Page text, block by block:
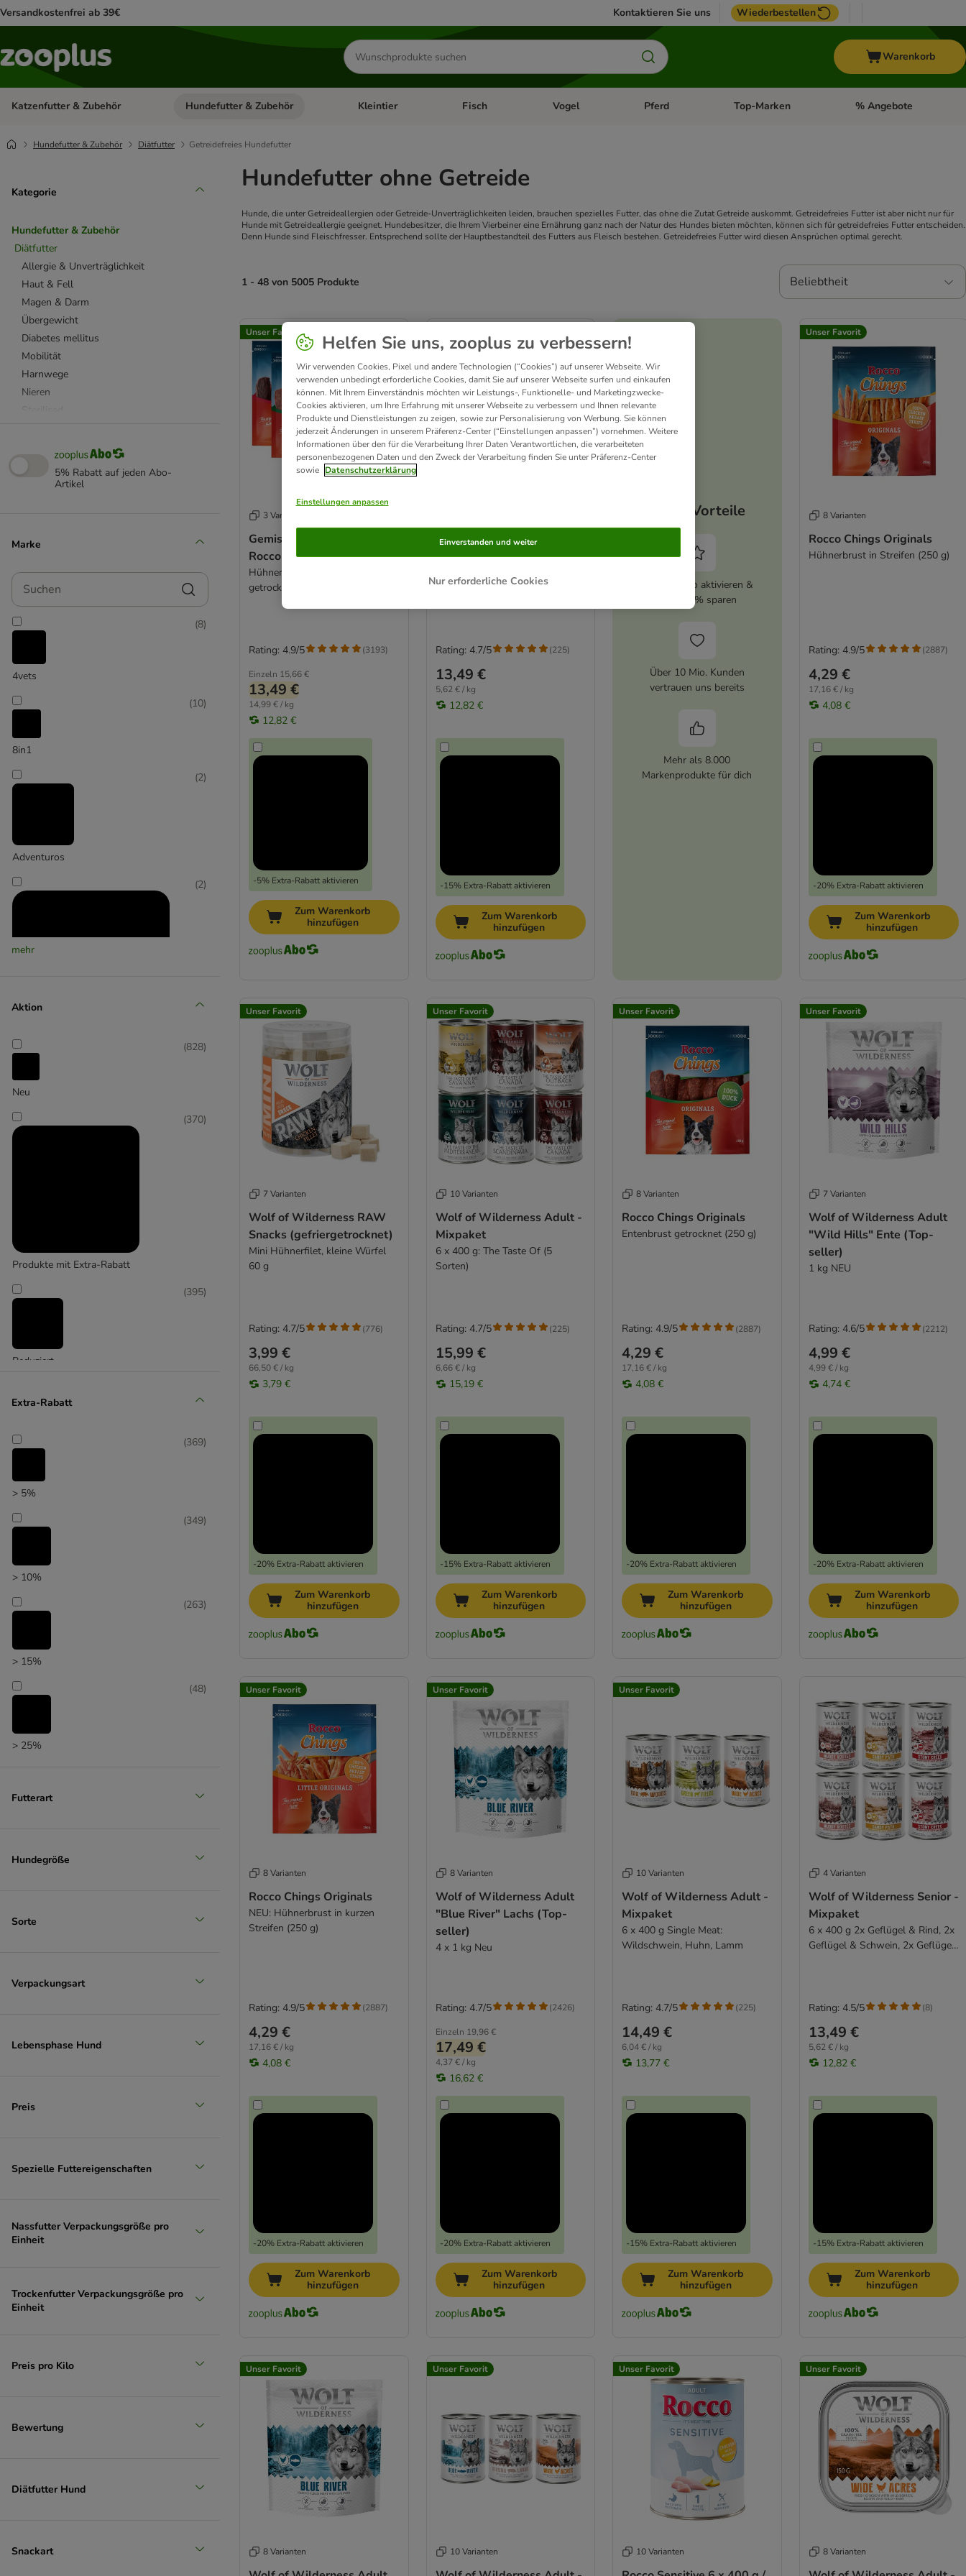
Versandkostenfrei ab 39€ Kontaktieren Sie uns Wiederbestellen
Produkte
suchen
Warenkorb
Katzenfutter & Zubehör Kategorie-Menü öffnen: Katzenfutter & Zubehör
Hundefutter & Zubehör Kategorie-Menü öffnen: Hundefutter & Zubehör
Kleintier Kategorie-Menü öffnen: Kleintier
Fisch Kategorie-Menü öffnen: Fisch
Vogel Kategorie-Menü öffnen: Vogel
Pferd Kategorie-Menü öffnen: Pferd
Top-Marken Kategorie-Menü öffnen:
% Angebote
Hundefutter & Zubehör Diätfutter Getreidefreies Hundefutter
Kategorie
Hundefutter & Zubehör
Diätfutter
Allergie & Unverträglichkeit
Haut & Fell
Magen & Darm
Übergewicht
Diabetes mellitus
Mobilität
Harnwege
Nieren
Rekonvaleszenz & Genesung
Zahnpflege
Diätfutter (Light)
Lebensmittelqualität
Hoher Fleischanteil
Biofutter
Getreidefreies Hundefutter
5% Rabatt auf jeden Abo-
Artikel
Marke
Suchen
4vets
(8)
8in1
(10)
Adventuros
(2)
Affinity Advance Veterinary Diets
(2)
Alpha Spirit
mehr
Aktion
Neu
(828)
Produkte mit Extra-Rabatt
(370)
Reduziert
(395)
Unser Favorit
Extra-Rabatt
> 5%
(369)
> 10%
(349)
> 15%
(263)
> 25%
(48)
(2)
Futterart
Hundegröße
Sorte
Verpackungsart
Lebensphase Hund
Preis
Spezielle Futtereigenschaften
Nassfutter Verpackungsgröße pro
Einheit
Trockenfutter Verpackungsgröße pro
Einheit
Preis pro Kilo
Bewertung
Diätfutter Hund
Snackart
Hundefutter ohne Getreide
Hunde, die unter Getreideallergien oder Getreide-Unverträglichkeiten leiden, brauchen spezielles Futter, das ohne die Zutat Getreide auskommt. Getreidefreies Futter ist aber nicht nur für
Hunde mit Getreideallergie geeignet. Hundebesitzer, die Ihrem Vierbeiner eine Ernährung ganz nach der Natur des Hundes bieten möchten, können sich für getreidefreies Futter entscheiden.
Denn Hunde sind Fleischfresser. Entsprechend sollte der Hauptbestandteil des Futters aus Fleisch bestehen. Getreidefreies Futter wird diesen Ansprüchen optimal gerecht.
1 - 48 von 5005 Produkte Beliebtheit
product items have been changed
Unser Favorit
3 Varianten
Gemischtes Probierpaket
Rocco Chings Originals
Hühnerbrust Streifen &
getrocknet, Entenbrust, Rind 900
Einzeln 15,66 €
13,49 €
14,99 € / kg
12,82 €
-5% Extra-Rabatt aktivieren
Rating: 4.9/5 (3193)
Zum Warenkorb
hinzufügen
Wolf of Wilderness Adult -
Mixpaket
2x Geflügel mit Lamm, 2x
13,49 €
5,62 € / kg
12,82 €
-15% Extra-Rabatt aktivieren
Rating: 4.7/5 (225)
Zum Warenkorb
hinzufügen
Deine Vorteile
zooplus Abo aktivieren &
immer 5% sparen
Über 10 Mio. Kunden
vertrauen uns bereits
Mehr als 8.000
Markenprodukte für dich
Unser Favorit
8 Varianten
Rocco Chings Originals
Hühnerbrust in Streifen (250 g)
4,29 €
17,16 € / kg
4,08 €
-20% Extra-Rabatt aktivieren
Rating: 4.9/5 (2887)
Zum Warenkorb
hinzufügen
Unser Favorit
7 Varianten
Wolf of Wilderness RAW
Snacks (gefriergetrocknet)
Mini Hühnerfilet, kleine Würfel
60 g
3,99 €
66,50 € / kg
3,79 €
-20% Extra-Rabatt aktivieren
Rating: 4.7/5 (776)
Zum Warenkorb
hinzufügen
Unser Favorit
10 Varianten
Wolf of Wilderness Adult -
Mixpaket
6 x 400 g: The Taste Of (5
Sorten)
15,99 €
6,66 € / kg
15,19 €
-15% Extra-Rabatt aktivieren
Rating: 4.7/5 (225)
Zum Warenkorb
hinzufügen
Unser Favorit
8 Varianten
Rocco Chings Originals
Entenbrust getrocknet (250 g)
4,29 €
17,16 € / kg
4,08 €
-20% Extra-Rabatt aktivieren
Rating: 4.9/5 (2887)
Zum Warenkorb
hinzufügen
Unser Favorit
7 Varianten
Wolf of Wilderness Adult
"Wild Hills" Ente (Top-
seller)
1 kg NEU
4,99 €
4,99 € / kg
4,74 €
-20% Extra-Rabatt aktivieren
Rating: 4.6/5 (2212)
Zum Warenkorb
hinzufügen
Unser Favorit
8 Varianten
Rocco Chings Originals
NEU: Hühnerbrust in kurzen
Streifen (250 g)
4,29 €
17,16 € / kg
4,08 €
-20% Extra-Rabatt aktivieren
Rating: 4.9/5 (2887)
Zum Warenkorb
hinzufügen
Unser Favorit
8 Varianten
Wolf of Wilderness Adult
"Blue River" Lachs (Top-
seller)
4 x 1 kg Neu
Einzeln 19,96 €
17,49 €
4,37 € / kg
16,62 €
-20% Extra-Rabatt aktivieren
Rating: 4.7/5 (2426)
Zum Warenkorb
hinzufügen
Unser Favorit
10 Varianten
Wolf of Wilderness Adult -
Mixpaket
6 x 400 g Single Meat:
Wildschwein, Huhn, Lamm
14,49 €
6,04 € / kg
13,77 €
-15% Extra-Rabatt aktivieren
Rating: 4.7/5 (225)
Zum Warenkorb
hinzufügen
4 Varianten
Wolf of Wilderness Senior -
Mixpaket
6 x 400 g 2x Geflügel & Rind, 2x
Geflügel & Schwein, 2x Geflügel
13,49 €
5,62 € / kg
12,82 €
-15% Extra-Rabatt aktivieren
Rating: 4.5/5 (8)
Zum Warenkorb
hinzufügen
Unser Favorit
8 Varianten
Unser Favorit
10 Varianten
Unser Favorit
10 Varianten
Unser Favorit
8 Varianten
Helfen Sie uns, zooplus zu verbessern!
Wir verwenden Cookies, Pixel und andere Technologien (“Cookies”) auf unserer Webseite. Wir
verwenden unbedingt erforderliche Cookies, damit Sie auf unserer Webseite surfen und einkaufen
können. Mit Ihrem Einverständnis möchten wir Leistungs-, Funktionelle- und Marketingzwecke-
Cookies aktivieren, um Ihre Erfahrung mit unserer Webseite zu verbessern und Ihnen relevante
Produkte und Dienstleistungen zu zeigen, sowie zur Personalisierung von Werbung. Sie können
jederzeit Änderungen in unserem Präferenz-Center (“Einstellungen anpassen”) vornehmen. Weitere
Informationen über den für die Verarbeitung Ihrer Daten Verantwortlichen, die verarbeiteten
personenbezogenen Daten und den Zweck der Verarbeitung finden Sie unter Präferenz-Center
sowie Datenschutzerklärung
Einstellungen anpassen
Nur erforderliche Cookies
Einverstanden und weiter